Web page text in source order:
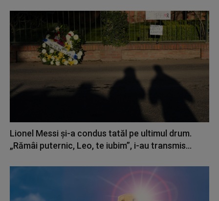
Lionel Messi şi-a condus tatăl pe ultimul drum.
„Rămâi puternic, Leo, te iubim”, i-au transmis...